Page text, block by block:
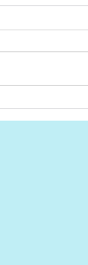
室S2E9側寫】
時與共時